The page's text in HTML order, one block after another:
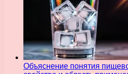
Объяснение понятия